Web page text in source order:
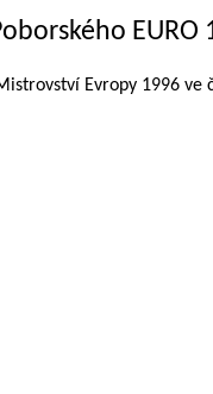
EURO
Evropy 1996